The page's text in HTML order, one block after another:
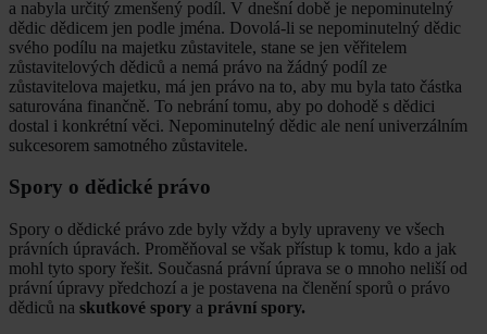
a nabyla určitý zmenšený podíl. V dnešní době je nepominutelný
dědic dědicem jen podle jména. Dovolá-li se nepominutelný dědic
svého podílu na majetku zůstavitele, stane se jen věřitelem
zůstavitelových dědiců a nemá právo na žádný podíl ze
zůstavitelova majetku, má jen právo na to, aby mu byla tato částka
saturována finančně. To nebrání tomu, aby po dohodě s dědici
dostal i konkrétní věci. Nepominutelný dědic ale není univerzálním
sukcesorem samotného zůstavitele.
Spory o dědické právo
Spory o dědické právo zde byly vždy a byly upraveny ve všech
právních úpravách. Proměňoval se však přístup k tomu, kdo a jak
mohl tyto spory řešit. Současná právní úprava se o mnoho neliší od
právní úpravy předchozí a je postavena na členění sporů o právo
dědiců na skutkové spory a právní spory.